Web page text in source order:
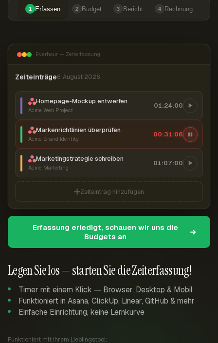
1 Erfassen 2 Budget 3 Bericht 4 Rechnung
Legen Sie los — starten Sie die Zeiterfassung!
Timer mit einem Klick — Browser, Desktop & Mobil
Funktioniert in Asana, ClickUp, Linear, GitHub & mehr
Einfache Einrichtung, keine Lernkurve
Funktioniert mit Ihrem Lieblingstool:
Everhour — Zeiterfassung
Zeiteinträge6. August 2026
Homepage-Mockup entwerfen
Acme Web Project
01:24:00
Markenrichtlinien überprüfen
Acme Brand Identity
00:31:07
Marketingstrategie schreiben
Acme Marketing
01:07:00
Zeiteintrag hinzufügen
Erfassung erledigt, schauen wir uns die
Budgets an